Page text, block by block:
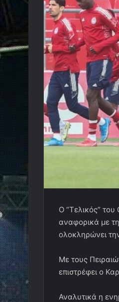
Ο “Τελικός”
αναφορικά με
ολοκληρώνει
Με τους
επιστρέφει ο
Αναλυτικά η